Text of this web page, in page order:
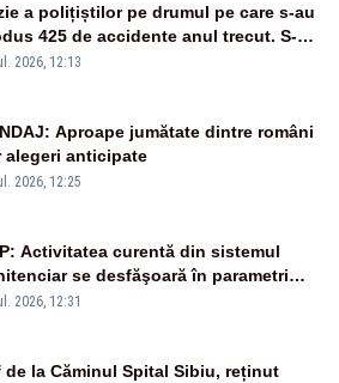
a polițiștilor pe drumul pe care s-au
425 de accidente anul trecut. S-au
aproape 200 de amenzi
2026, 12:13
Aproape jumătate dintre români
alegeri anticipate
2026, 12:25
Activitatea curentă din sistemul
se desfăşoară în parametri
2026, 12:31
de la Căminul Spital Sibiu, reținut